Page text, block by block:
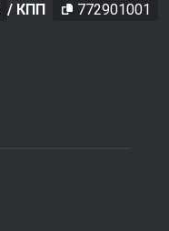
/ КПП 772901001